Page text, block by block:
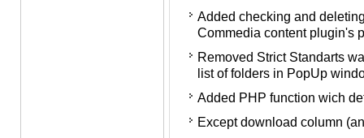
Added checking and
Commedia content plugin's
Removed Strict Standarts
list of folders in PopUp
Added PHP function wich
Except download column
Административной панели.
Добавлена функция для
PHP (iPad, iPhone, iPod).
Исключено отображение
устройств.
Исправлено неверное
таблице, зависящее от